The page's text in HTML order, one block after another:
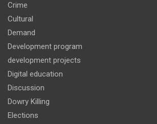
Crime
Cultural
Demand
Development program
development projects
Digital education
Discussion
Dowry Killing
Elections